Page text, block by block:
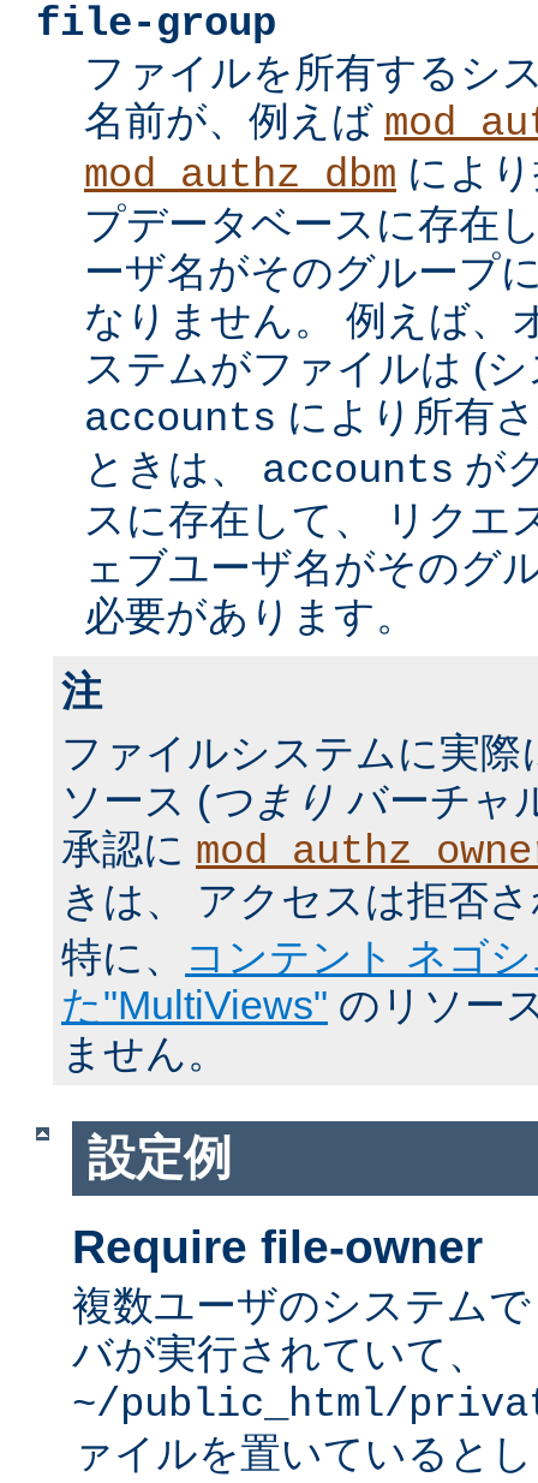
file-group
ファイルを所有するシ
名前が、例えば
mod_authz_dbm によ
プデータベースに存在
ーザ名がそのグループ
なりません。 例えば、
ステムがファイルは (
accounts により所有
ときは、 accounts が
スに存在して、 リクエ
ェブユーザ名がそのグ
必要があります。
注
ファイルシステムに実
ソース (つまり バーチャ
承認に
きは、 アクセスは拒否
特に、
コンテント ネゴ
た"MultiViews" のリソー
ません。
設定例
Require file-owner
複数ユーザのシステム
バが実行されていて、
~/public_html/
ァイルを置いていると